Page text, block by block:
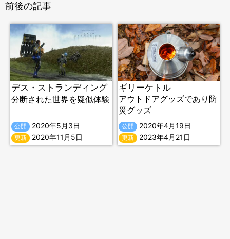
前後の記事
デス・ストランディング
分断された世界を疑似体験
公開 2020年5月3日
更新 2020年11月5日
ギリーケトル
アウトドアグッズであり防
災グッズ
公開 2020年4月19日
更新 2023年4月21日